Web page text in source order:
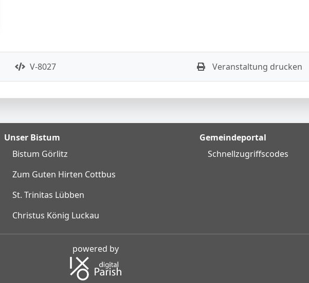
V-8027 Veranstaltung drucken
Unser Bistum
Bistum Görlitz
Zum Guten Hirten Cottbus
St. Trinitas Lübben
Christus König Luckau
Gemeindeportal
Schnellzugriffscodes
powered by